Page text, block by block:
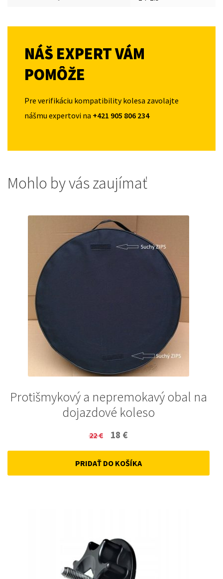
NÁŠ EXPERT VÁM
POMÔŽE
Pre verifikáciu kompatibility kolesa zavolajte
nášmu expertovi na +421 905 806 234
Mohlo by vás zaujímať
Protišmykový a nepremokavý obal na
dojazdové koleso
22€
Original
price
was:
18 €
price
is:
PRIDAŤ DO KOŠÍKA